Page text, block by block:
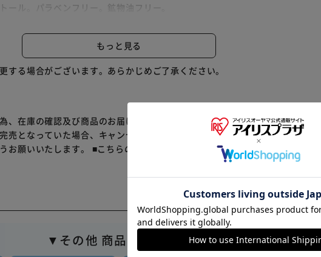
ール。パラベンフリー。鉱物油フリー。
処方」で髪は、やさしくなめらかに洗い上げ、肌のうるおいを守って洗い上げ
成分）。
もっと見る
る場合がございます。あらかじめご了承ください。
、在庫の確認及び商品のお届けまでお時間を頂く場合がございます。
売となっていた場合、キャンセル又は注文内容の変更をお願いいたしておりま
お願いいたします。 ■こちらの商品はアイリスプラザがセレクトしたオススメ
▼その他 商品はこちら▼
※ご確認ください